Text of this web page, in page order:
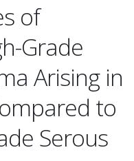
of
Grade
Arising in
to
Serous